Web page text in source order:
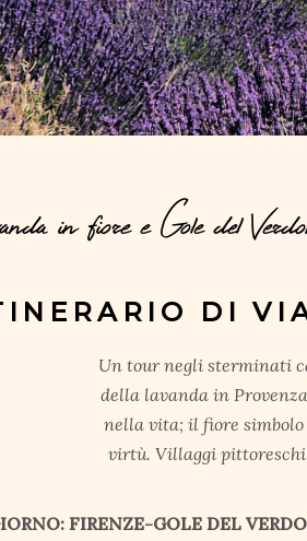
in fiore e Gole del
DI
Un tour negli sterminati
della lavanda in
nella vita; il fiore simbolo
virtù. Villaggi pittoreschi
FIRENZE-GOLE DEL